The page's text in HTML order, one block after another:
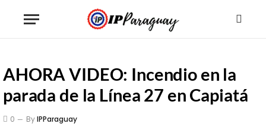
AHORA VIDEO: Incendio en la
parada de la Línea 27 en Capiatá
0 ByIPParaguay